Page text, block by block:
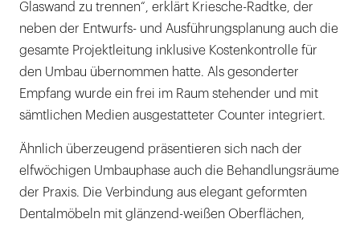
Glaswand zu trennen“, erklärt Kriesche-Radtke, der
neben der Entwurfs- und Ausführungsplanung auch die
gesamte Projektleitung inklusive Kostenkontrolle für
den Umbau übernommen hatte. Als gesonderter
Empfang wurde ein frei im Raum stehender und mit
sämtlichen Medien ausgestatteter Counter integriert.
Ähnlich überzeugend präsentieren sich nach der
elfwöchigen Umbauphase auch die Behandlungsräume
der Praxis. Die Verbindung aus elegant geformten
Dentalmöbeln mit glänzend-weißen Oberflächen,